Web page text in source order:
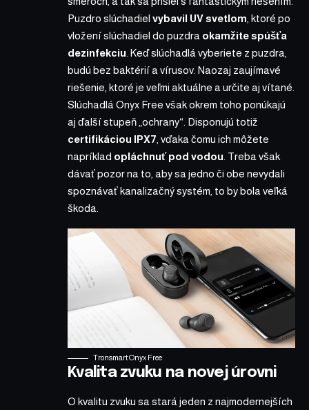
Puzdro slúchadiel vybavil UV svetlom , ktoré po
vložení slúchadiel do puzdra okamžite spúšťa
dezinfekciu . Keď slúchadlá vyberiete z puzdra,
budú bez baktérií a vírusov. Naozaj zaujímavé
riešenie, ktoré je veľmi aktuálne a určite aj vítané.
Slúchadlá Onyx Free však okrem toho ponúkajú
aj ďalší stupeň „ochrany“. Disponujú totiž
certifikáciou IPX7 , vďaka čomu ich môžete
napríklad opláchnuť pod vodou . Treba však
dávať pozor na to, aby sa jedno či obe nevydali
spoznávať kanalizačný systém, to by bola veľká
škoda.
Tronsmart Onyx Free
Kvalita zvuku na novej úrovni
O kvalitu zvuku sa stará jeden z najmodernejších